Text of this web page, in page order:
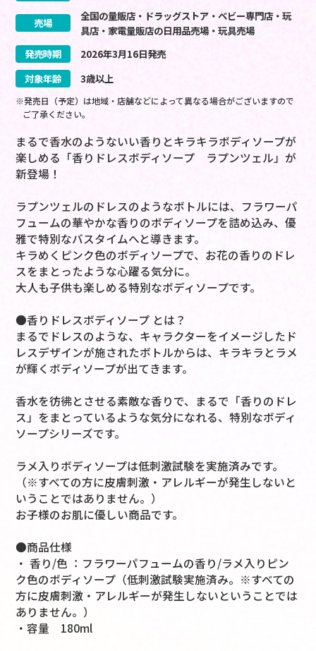
売場
全国の量販店・ドラッグストア・ベビー専門店・玩
具店・家電量販店の日用品売場・玩具売場
発売時期
2026年3月16日発売
対象年齢
3歳以上
※発売日（予定）は地域・店舗などによって異なる場合がございますので
ご了承ください。
まるで香水のようないい香りとキラキラボディソープが
楽しめる「香りドレスボディソープ ラプンツェル」が
新登場！
ラプンツェルのドレスのようなボトルには、フラワーパ
フュームの華やかな香りのボディソープを詰め込み、優
雅で特別なバスタイムへと導きます。
キラめくピンク色のボディソープで、お花の香りのドレ
スをまとったような心躍る気分に。
大人も子供も楽しめる特別なボディソープです。
●香りドレスボディソープ とは？
まるでドレスのような、キャラクターをイメージしたド
レスデザインが施されたボトルからは、キラキラとラメ
が輝くボディソープが出てきます。
香水を彷彿とさせる素敵な香りで、まるで「香りのドレ
ス」をまとっているような気分になれる、特別なボディ
ソープシリーズです。
ラメ入りボディソープは低刺激試験を実施済みです。
（※すべての方に皮膚刺激・アレルギーが発生しないと
いうことではありません。）
お子様のお肌に優しい商品です。
●商品仕様
・ 香り/色 ：フラワーパフュームの香り/ラメ入りピン
ク色のボディソープ（低刺激試験実施済み。※すべての
方に皮膚刺激・アレルギーが発生しないということでは
ありません。）
・容量 180ml